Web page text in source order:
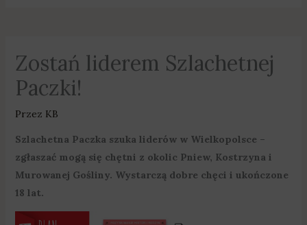
Zostań liderem Szlachetnej
Paczki!
Przez KB
Szlachetna Paczka szuka liderów w Wielkopolsce –
zgłaszać mogą się chętni z okolic Pniew, Kostrzyna i
Murowanej Gośliny. Wystarczą dobre chęci i ukończone
18 lat.